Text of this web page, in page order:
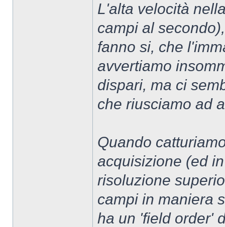
L'alta velocità
campi al
fanno si, che
avvertiamo
dispari, ma ci
che riusciamo ad
Quando
acquisizione (ed
risoluzione
campi in maniera
ha un 'field order'